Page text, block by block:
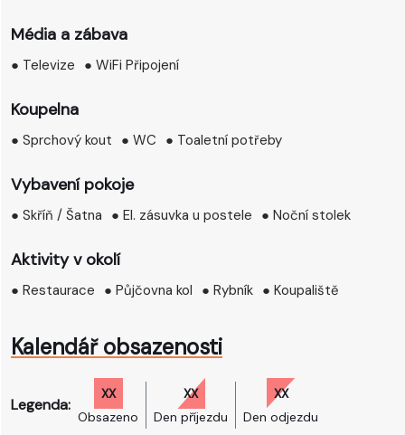
Média a zábava
● Televize ● WiFi Připojení
Koupelna
● Sprchový kout ● WC ● Toaletní potřeby
Vybavení pokoje
● Skříň / Šatna ● El. zásuvka u postele ● Noční stolek
Aktivity v okolí
● Restaurace ● Půjčovna kol ● Rybník ● Koupaliště
Kalendář obsazenosti
Legenda:
XX
Obsazeno
XX
Den příjezdu
XX
Den odjezdu